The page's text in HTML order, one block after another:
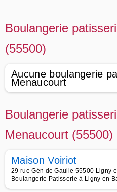
Boulangerie
(55500)
Aucune boulangerie
Menaucourt
Boulangerie
Menaucourt (55500)
Maison Voiriot
29 rue Gén de Gaulle 55500 Ligny
Boulangerie Patisserie à Ligny en